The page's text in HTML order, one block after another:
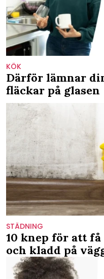
KÖK
Därför lämnar
fläckar på glasen
STÄDNING
10 knep för att
och kladd på